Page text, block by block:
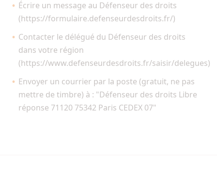
Écrire un message au Défenseur des droits
(https://formulaire.defenseurdesdroits.fr/)
Contacter le délégué du Défenseur des droits
dans votre région
(https://www.defenseurdesdroits.fr/saisir/delegues)
Envoyer un courrier par la poste (gratuit, ne pas
mettre de timbre) à : "Défenseur des droits Libre
réponse 71120 75342 Paris CEDEX 07"